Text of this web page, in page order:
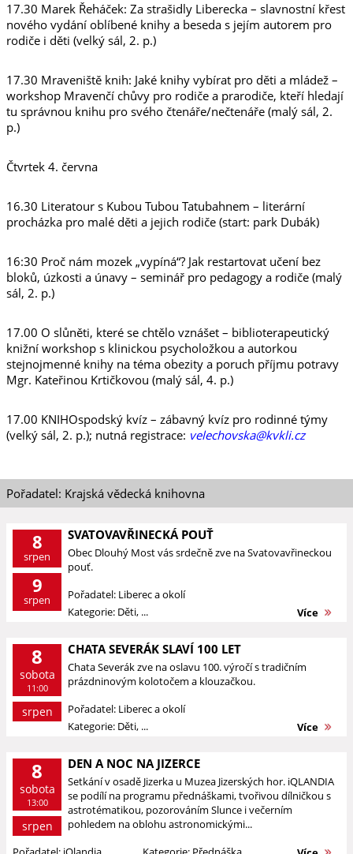
17.30 Marek Řeháček: Za strašidly Liberecka – slavnostní křest
nového vydání oblíbené knihy a beseda s jejím autorem pro
rodiče i děti (velký sál, 2. p.)
17.30 Mraveniště knih: Jaké knihy vybírat pro děti a mládež –
workshop Mravenčí chůvy pro rodiče a prarodiče, kteří hledají
tu správnou knihu pro svého čtenáře/nečtenáře (malý sál, 2.
p.)
Čtvrtek 4. června
16.30 Literatour s Kubou Tubou Tatubahnem – literární
procházka pro malé děti a jejich rodiče (start: park Dubák)
16:30 Proč nám mozek „vypíná“? Jak restartovat učení bez
bloků, úzkosti a únavy – seminář pro pedagogy a rodiče (malý
sál, 2. p.)
17.00 O slůněti, které se chtělo vznášet – biblioterapeutický
knižní workshop s klinickou psycholožkou a autorkou
stejnojmenné knihy na téma obezity a poruch příjmu potravy
Mgr. Kateřinou Krtičkovou (malý sál, 4. p.)
17.00 KNIHOspodský kvíz – zábavný kvíz pro rodinné týmy
(velký sál, 2. p.); nutná registrace: velechovska@kvkli.cz
Pořadatel: Krajská vědecká knihovna
8
srpen
9
srpen
SVATOVAVŘINECKÁ POUŤ
Obec Dlouhý Most vás srdečně zve na Svatovavřineckou
pouť.
Pořadatel: Liberec a okolí
Kategorie: Děti, ...
Více
8
sobota
11:00
srpen
CHATA SEVERÁK SLAVÍ 100 LET
Chata Severák zve na oslavu 100. výročí s tradičním
prázdninovým kolotočem a klouzačkou.
Pořadatel: Liberec a okolí
Kategorie: Děti, ...
Více
8
sobota
13:00
srpen
DEN A NOC NA JIZERCE
Setkání v osadě Jizerka u Muzea Jizerských hor. iQLANDIA
se podílí na programu přednáškami, tvořivou dílničkou s
astrotématikou, pozorováním Slunce i večerním
pohledem na oblohu astronomickými...